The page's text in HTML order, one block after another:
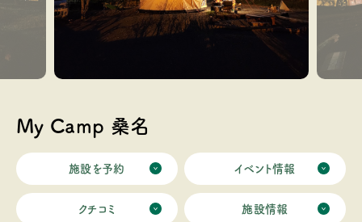
My Camp 桑名
施設を予約 イベント情報
クチコミ 施設情報